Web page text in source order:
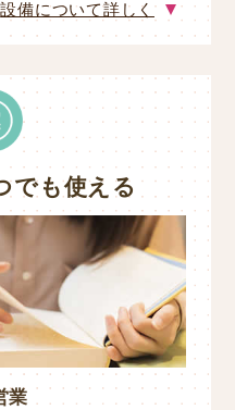
設備について詳しく
でも使える
業